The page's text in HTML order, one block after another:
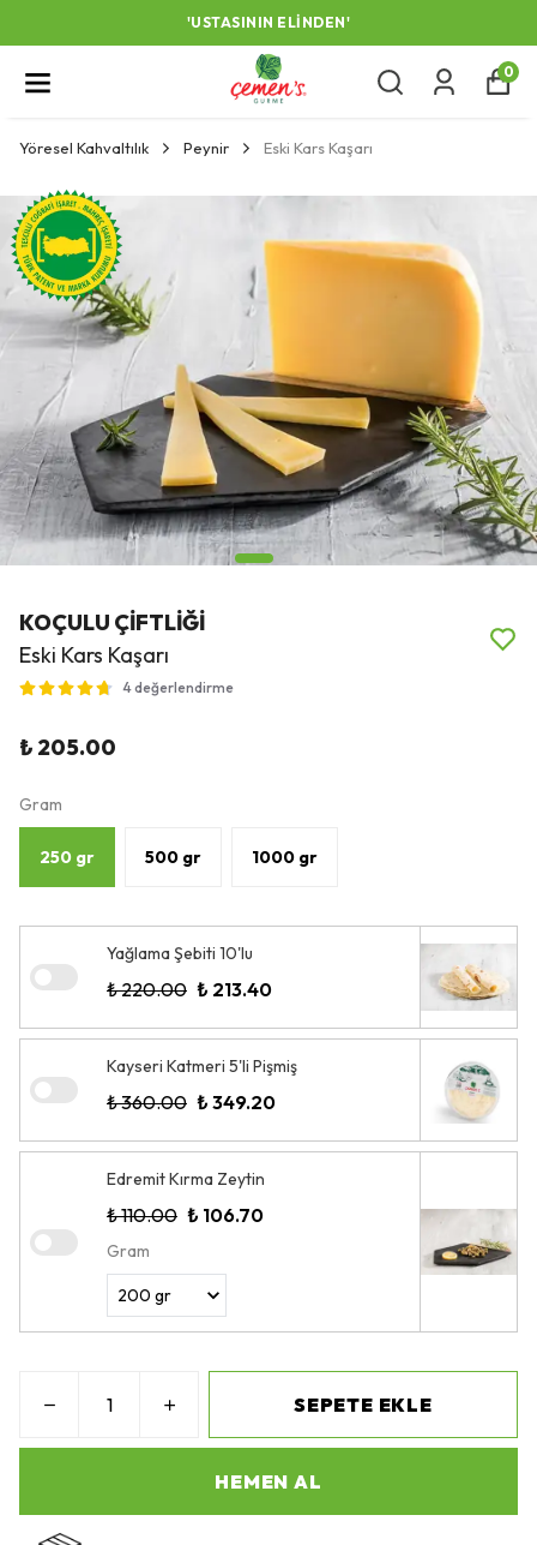
'USTASININ ELINDEN'
0
Yöresel Kahvaltılık Peynir Eski Kars Kaşarı
KOÇULU ÇİFTLİĞİ
Eski Kars Kaşarı
4 değerlendirme
₺ 205.00
Gram
250 gr 500 gr 1000 gr
Yağlama Şebiti 10'lu
₺ 220.00 ₺ 213.40
Kayseri Katmeri 5'li Pişmiş
₺ 360.00 ₺ 349.20
Edremit Kırma Zeytin
₺ 110.00 ₺ 106.70
Gram
SEPETE EKLE
HEMEN AL